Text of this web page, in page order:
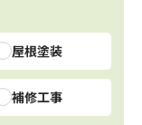
屋根塗装
補修工事